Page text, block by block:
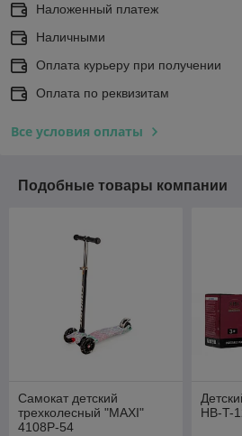
Наложенный платеж
Наличными
Оплата курьеру при получении
Оплата по реквизитам
Все условия оплаты
Подобные товары компании
Самокат детский
трехколесный "MAXI"
4108P-54
HB-T-